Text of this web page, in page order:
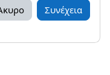
Συνέχεια